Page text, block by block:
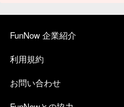
FunNow 企業紹介
利用規約
お問い合わせ